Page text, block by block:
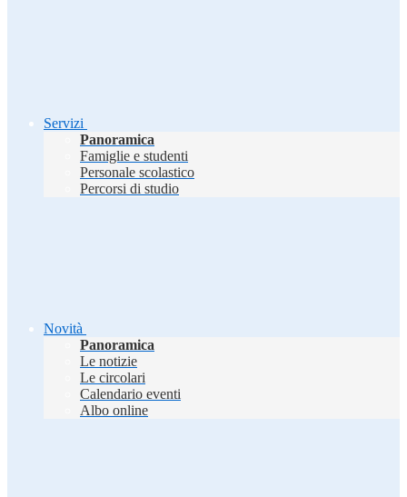
Servizi
Panoramica
Famiglie e studenti
Personale scolastico
Percorsi di studio
Novità
Panoramica
Le notizie
Le circolari
Calendario eventi
Albo online